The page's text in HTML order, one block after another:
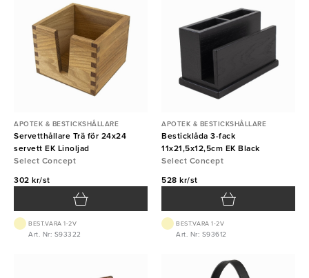
APOTEK & BESTICKSHÅLLARE
Servetthållare Trä för 24x24
servett EK Linoljad
Select Concept
302 kr/st
BEST.VARA 1-2V
Art. Nr: S93322
APOTEK & BESTICKSHÅLLARE
Besticklåda 3-fack
11x21,5x12,5cm EK Black
Select Concept
528 kr/st
BEST.VARA 1-2V
Art. Nr: S93612